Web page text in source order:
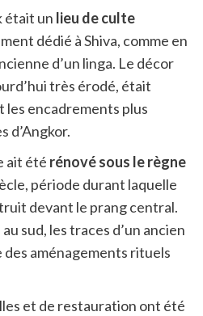
était un lieu de culte
dédié à Shiva, comme en
d’un linga. Le décor
très érodé, était
les encadrements plus
d’Angkor.
ait été rénové sous le règne
période durant laquelle
devant le prang central.
sud, les traces d’un ancien
des aménagements rituels
et de restauration ont été